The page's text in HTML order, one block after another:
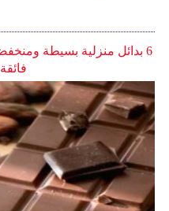
6 بدائل منزلية بسيطة